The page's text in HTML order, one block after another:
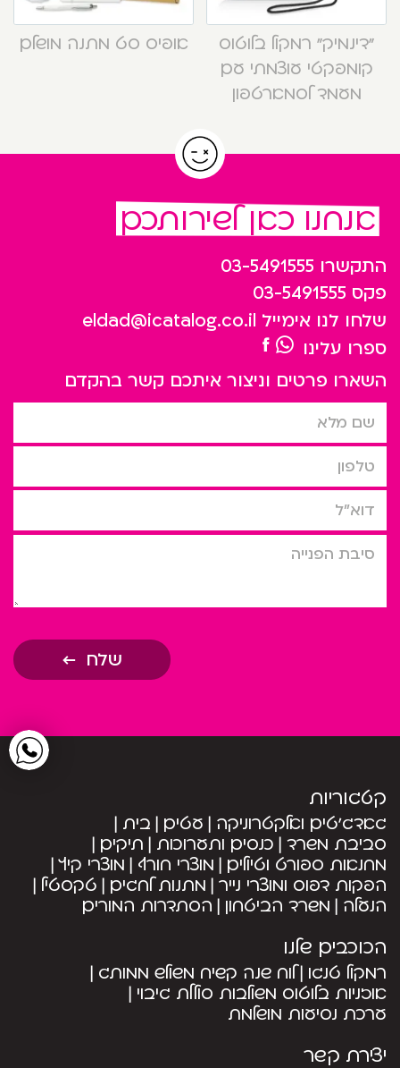
“דינמיק” רמקול בלוטוס
קומפקטי עוצמתי עם
מעמד לסמארטפון
אופיס סט מתנה מושלם
אנחנו כאן לשירותכם
התקשרו 03-5491555
פקס 03-5491555
שלחו לנו אימייל eldad@icatalog.co.il
ספרו עלינו
השארו פרטים וניצור איתכם קשר בהקדם
שם מלא
טלפון
דוא”ל
סיבת הפניה
שלח
קטגוריות
גאדג’טים ואלקטרוניקה עטים בית
סביבת משרד כנסים ותערוכות תיקים
מחנאות ספורט וטיולים מוצרי חורף מוצרי קיץ
הפקות דפוס ומוצרי נייר מתנות לחגים טקסטיל
הנעלה משרד הביטחון הסתדרות המורים
הכוכבים שלנו
רמקול טנגו לוח שנה קשיח משולש ממותג
אוזניות בלוטוס משולבות סוללת גיבוי
ערכת נסיעות מושלמת
יצירת קשר